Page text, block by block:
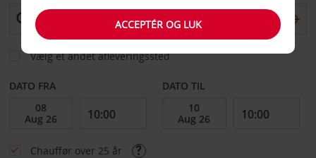
Vælg et andet afleveringssted
DATO FRA DATO TIL
Chauffør over 25 år
ACCEPTÉR OG LUK